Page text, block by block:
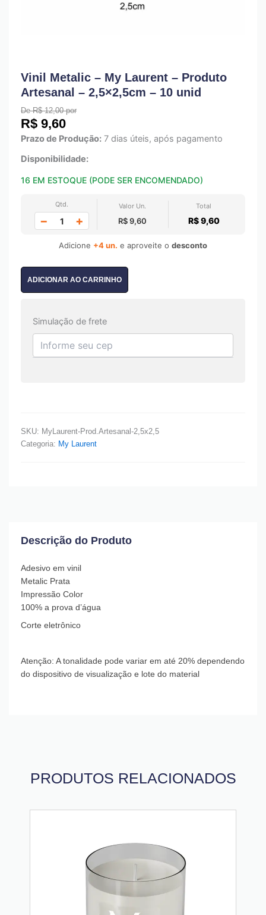
Vinil Metalic – My Laurent – Produto
Artesanal – 2,5×2,5cm – 10 unid
De R$ 12,00 por
R$ 9,60
Prazo de Produção: 7 dias úteis, após pagamento
Disponibilidade:
16 EM ESTOQUE (PODE SER ENCOMENDADO)
Qtd.
− +
Valor Un.
R$ 9,60
Total
R$ 9,60
Adicione +4 un. e aproveite o desconto
ADICIONAR AO CARRINHO
Simulação de frete
SKU: MyLaurent-Prod.Artesanal-2,5x2,5
Categoria: My Laurent
Descrição do Produto
Adesivo em vinil
Metalic Prata
Impressão Color
100% a prova d’água
Corte eletrônico
Atenção: A tonalidade pode variar em até 20% dependendo
do dispositivo de visualização e lote do material
PRODUTOS RELACIONADOS